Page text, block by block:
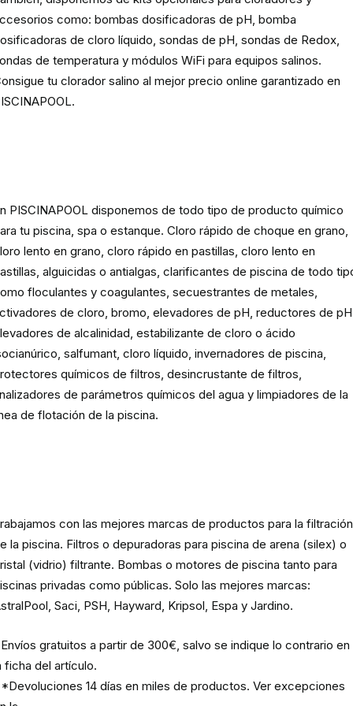
como: bombas dosificadoras de pH, bomba
de cloro líquido, sondas de pH, sondas de Redox,
de temperatura y módulos WiFi para equipos salinos.
tu clorador salino al mejor precio online garantizado en
PISCINAPOOL disponemos de todo tipo de producto químico
tu piscina, spa o estanque. Cloro rápido de choque en grano,
lento en grano, cloro rápido en pastillas, cloro lento en
alguicidas o antialgas, clarificantes de piscina de todo
floculantes y coagulantes, secuestrantes de metales,
de cloro, bromo, elevadores de pH, reductores de
de alcalinidad, estabilizante de cloro o ácido
salfumant, cloro líquido, invernadores de piscina,
químicos de filtros, desincrustante de filtros,
de parámetros químicos del agua y limpiadores de la
de flotación de la piscina.
con las mejores marcas de productos para la filtración
la piscina. Filtros o depuradoras para piscina de arena (silex) o
(vidrio) filtrante. Bombas o motores de piscina tanto para
privadas como públicas. Solo las mejores marcas:
Saci, PSH, Hayward, Kripsol, Espa y Jardino.
gratuitos a partir de 300€, salvo se indique lo contrario en
ficha del artículo.
14 días en miles de productos. Ver excepciones